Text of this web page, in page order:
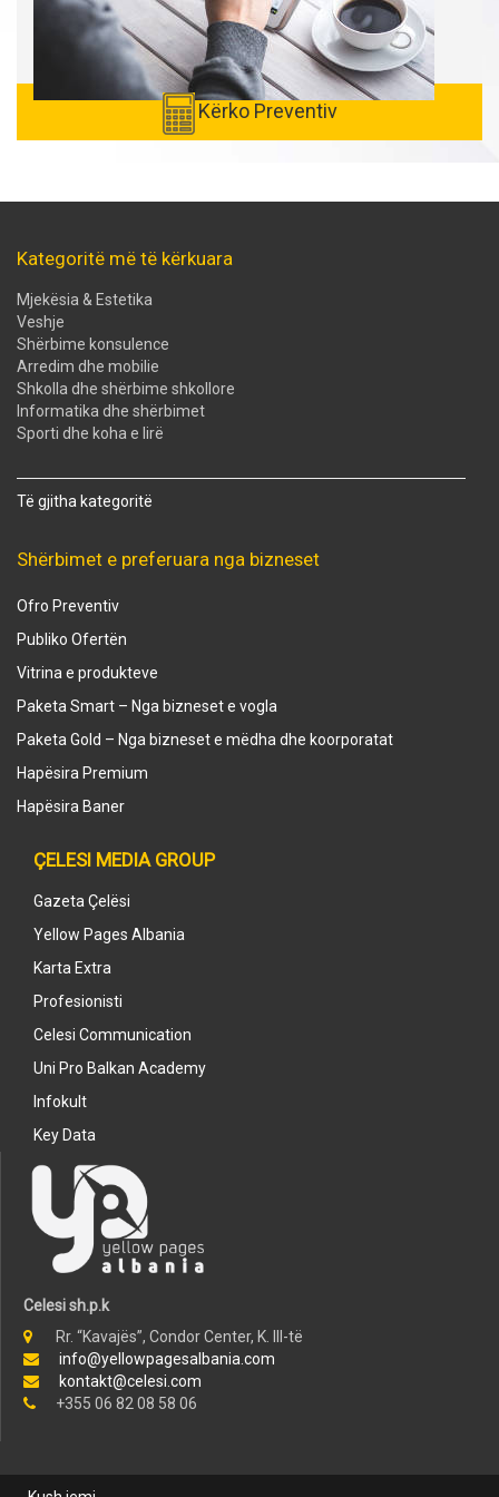
Kërko Preventiv
Kategoritë më të kërkuara
Mjekësia & Estetika
Veshje
Shërbime konsulence
Arredim dhe mobilie
Shkolla dhe shërbime shkollore
Informatika dhe shërbimet
Sporti dhe koha e lirë
Të gjitha kategoritë
Shërbimet e preferuara nga bizneset
Ofro Preventiv
Publiko Ofertën
Vitrina e produkteve
Paketa Smart – Nga bizneset e vogla
Paketa Gold – Nga bizneset e mëdha dhe koorporatat
Hapësira Premium
Hapësira Baner
ÇELESI MEDIA GROUP
Gazeta Çelësi
Yellow Pages Albania
Karta Extra
Profesionisti
Celesi Communication
Uni Pro Balkan Academy
Infokult
Key Data
Celesi sh.p.k
Rr. “Kavajës”, Condor Center, K. III-të
info@yellowpagesalbania.com
kontakt@celesi.com
+355 06 82 08 58 06